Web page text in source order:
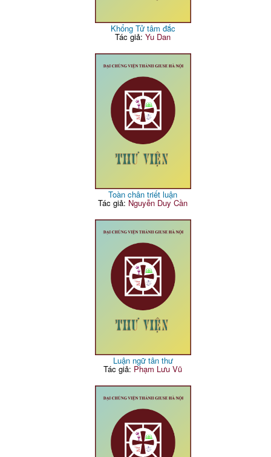
Khổng Tử tâm đắc
Tác giả:Yu Dan
Toàn chân triết luận
Tác giả: Nguyễn Duy Cần
Luận ngữ tân thư
Tác giả: Phạm Lưu Vũ